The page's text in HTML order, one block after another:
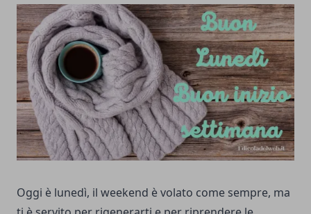
Oggi è lunedì, il weekend è volato come sempre, ma